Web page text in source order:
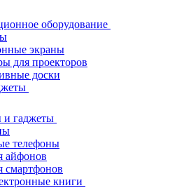
оборудование
экраны
для проекторов
доски
и гаджеты
телефоны
айфонов
смартфонов
книги